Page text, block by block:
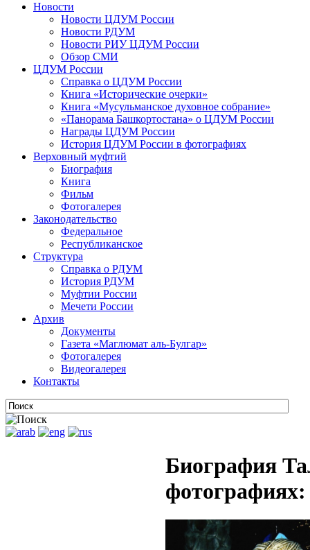
Новости
Новости ЦДУМ России
Новости РДУМ
Новости РИУ ЦДУМ России
Обзор СМИ
ЦДУМ России
Справка о ЦДУМ России
Книга «Исторические очерки»
Книга «Мусульманское духовное собрание»
«Панорама Башкортостана» о ЦДУМ России
Награды ЦДУМ России
История ЦДУМ России в фотографиях
Верховный муфтий
Биография
Книга
Фильм
Фотогалерея
Законодательство
Федеральное
Республиканское
Структура
Справка о РДУМ
История РДУМ
Муфтии России
Мечети России
Архив
Документы
Газета «Маглюмат аль-Булгар»
Фотогалерея
Видеогалерея
Контакты
Биография
фотографиях: